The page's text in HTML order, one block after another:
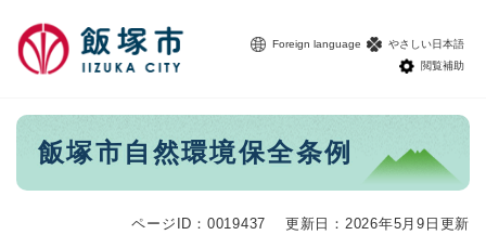
Foreign language
やさしい日本語
閲覧補助
本
飯塚市自然環境保全条例
ページID：0019437 更新日：2026年5月9日更新